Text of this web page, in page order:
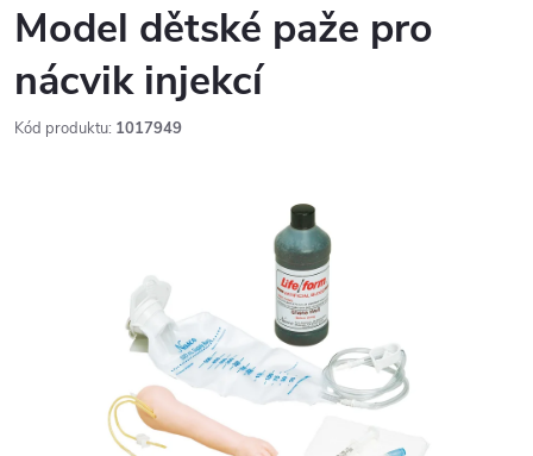
Model dětské paže pro
nácvik injekcí
Kód produktu: 1017949